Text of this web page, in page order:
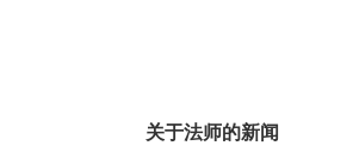
关于法师的新闻